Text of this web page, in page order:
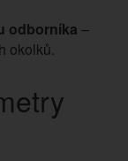
odborníka –
okolků.